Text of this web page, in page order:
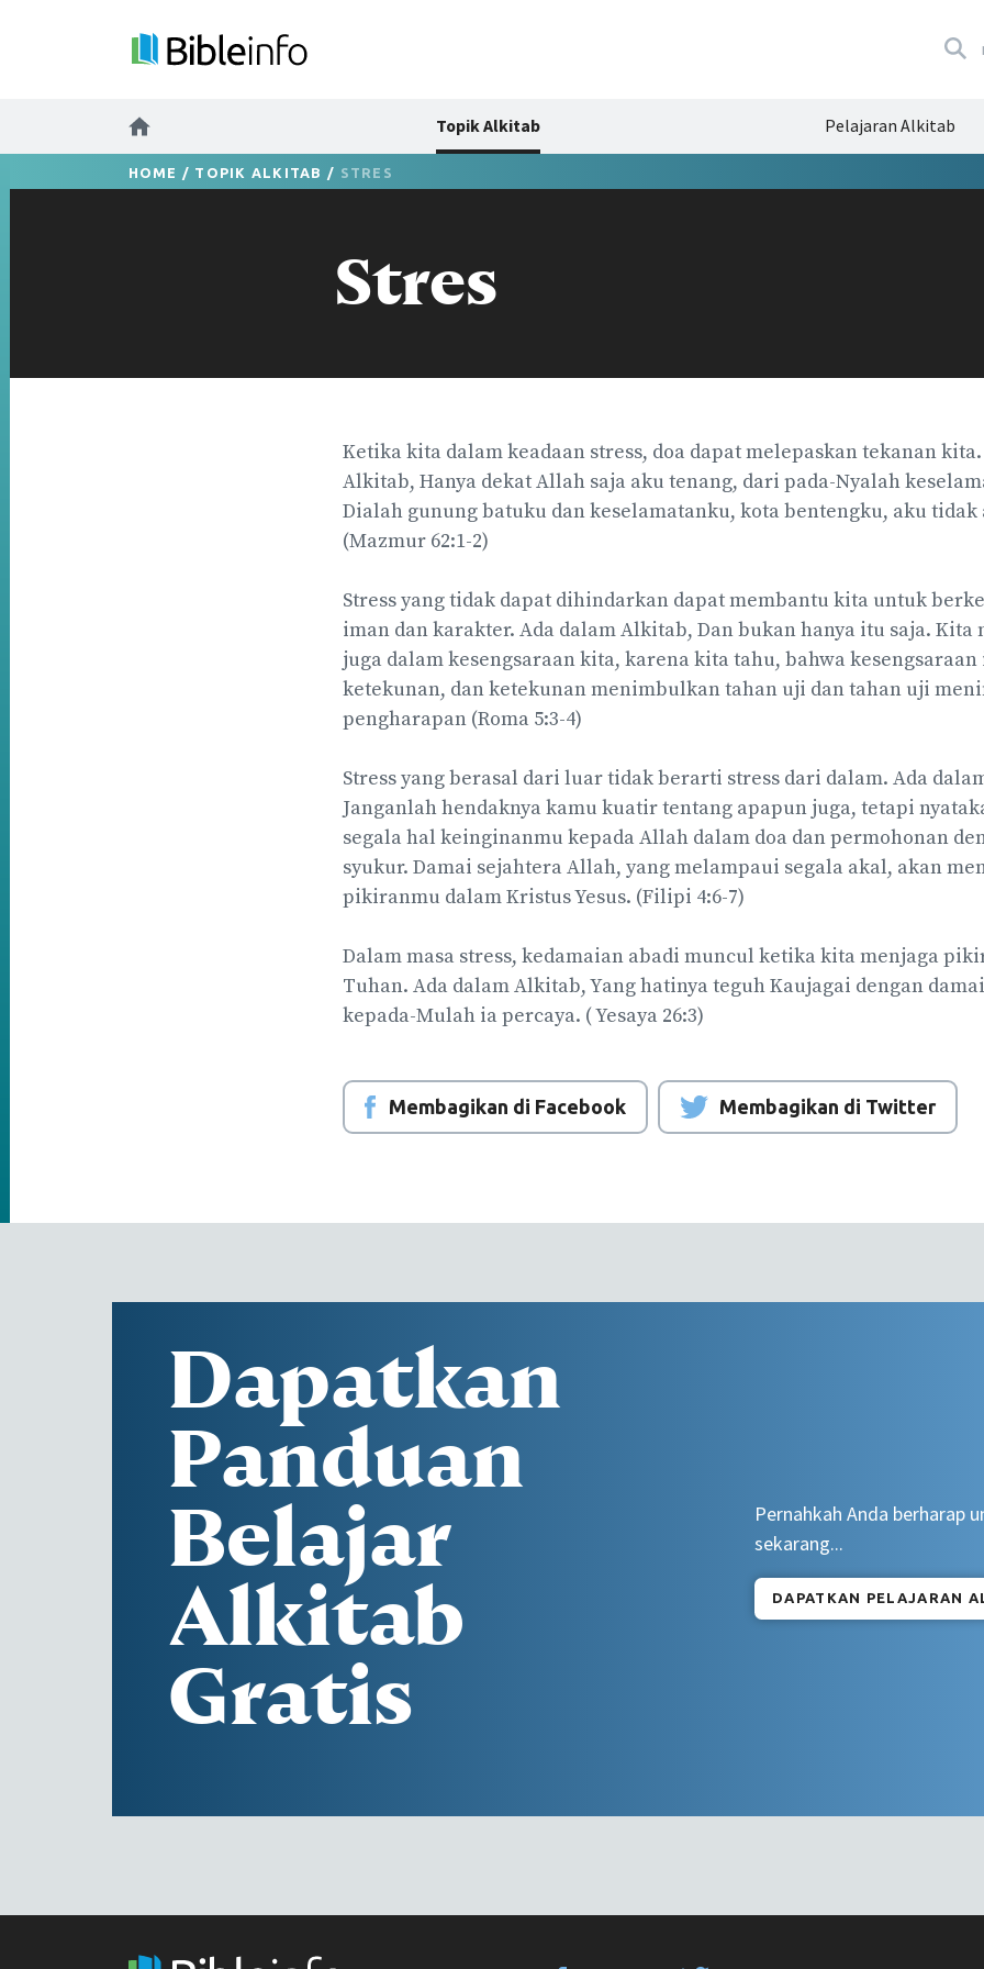
Topik Alkitab Pelajaran Alkitab
HOME / TOPIK ALKITAB / STRES
Stres
Ketika kita dalam keadaan stress, doa dapat melepaskan tekanan
Alkitab, Hanya dekat Allah saja aku tenang, dari pada-Nyalah
Dialah gunung batuku dan keselamatanku, kota bentengku, aku tidak
(Mazmur 62:1-2)
Stress yang tidak dapat dihindarkan dapat membantu kita untuk
iman dan karakter. Ada dalam Alkitab, Dan bukan hanya itu saja.
juga dalam kesengsaraan kita, karena kita tahu, bahwa
ketekunan, dan ketekunan menimbulkan tahan uji dan tahan uji
pengharapan (Roma 5:3-4)
Stress yang berasal dari luar tidak berarti stress dari dalam. Ada
Janganlah hendaknya kamu kuatir tentang apapun juga, tetapi
segala hal keinginanmu kepada Allah dalam doa dan permohonan
syukur. Damai sejahtera Allah, yang melampaui segala akal, akan
pikiranmu dalam Kristus Yesus. (Filipi 4:6-7)
Dalam masa stress, kedamaian abadi muncul ketika kita menjaga
Tuhan. Ada dalam Alkitab, Yang hatinya teguh Kaujagai dengan
kepada-Mulah ia percaya. ( Yesaya 26:3)
Membagikan di Facebook Membagikan di Twitter
Dapatkan
Panduan
Belajar
Alkitab
Gratis
Pernahkah Anda berharap
sekarang...
DAPATKAN PELAJARAN